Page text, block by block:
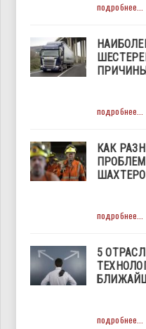
подробнее...
ПРИЧИНЫ
подробнее...
КАК
подробнее...
5
подробнее...